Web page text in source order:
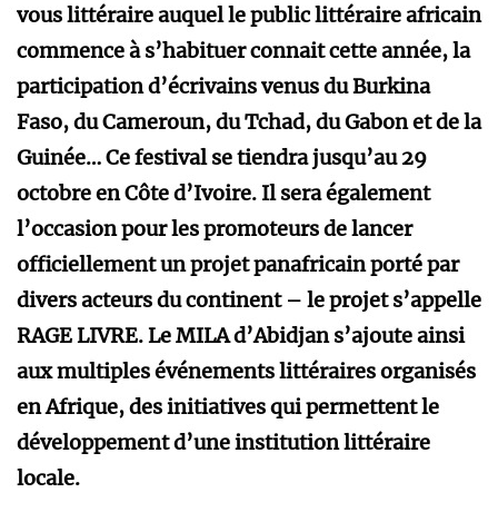
vous littéraire auquel le public littéraire africain
commence à s’habituer connait cette année, la
participation d’écrivains venus du Burkina
Faso, du Cameroun, du Tchad, du Gabon et de la
Guinée… Ce festival se tiendra jusqu’au 29
octobre en Côte d’Ivoire. Il sera également
l’occasion pour les promoteurs de lancer
officiellement un projet panafricain porté par
divers acteurs du continent – le projet s’appelle
RAGE LIVRE. Le MILA d’Abidjan s’ajoute ainsi
aux multiples événements littéraires organisés
en Afrique, des initiatives qui permettent le
développement d’une institution littéraire
locale.